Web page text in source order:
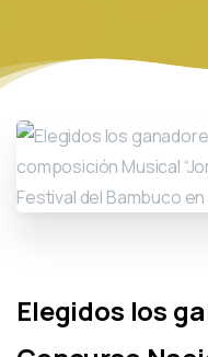
Elegidos los